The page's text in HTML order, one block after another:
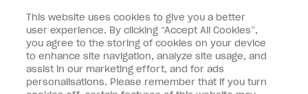
APÚNTAME
Customer Information
Connect with OPI
This website uses cookies to give you a better
user experience. By clicking “Accept All Cookies”,
you agree to the storing of cookies on your device
to enhance site navigation, analyze site usage, and
assist in our marketing effort, and for ads
personalisations. Please remember that if you turn